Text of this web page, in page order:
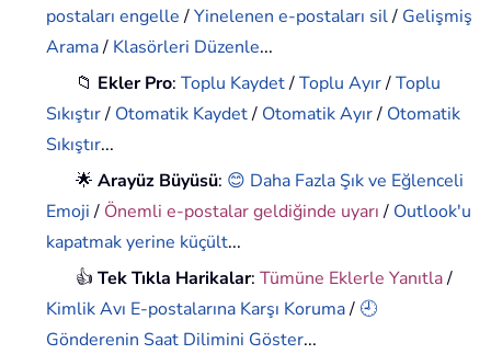
postaları engelle/Yinelenen e-postaları sil/ Gelişmiş
Arama/ Klasörleri Düzenle...
📁 Ekler Pro:Toplu Kaydet/Toplu Ayır/Toplu
Sıkıştır/ Otomatik Kaydet/ Otomatik Ayır/ Otomatik
Sıkıştır...
🌟Arayüz Büyüsü: 😊 Daha Fazla Şık ve Eğlenceli
Emoji/ Önemli e-postalar geldiğinde uyarı/ Outlook'u
kapatmak yerine küçült...
👍Tek Tıkla Harikalar:Tümüne Eklerle Yanıtla/
Kimlik Avı E-postalarına Karşı Koruma/ 🕘
Gönderenin Saat Dilimini Göster...